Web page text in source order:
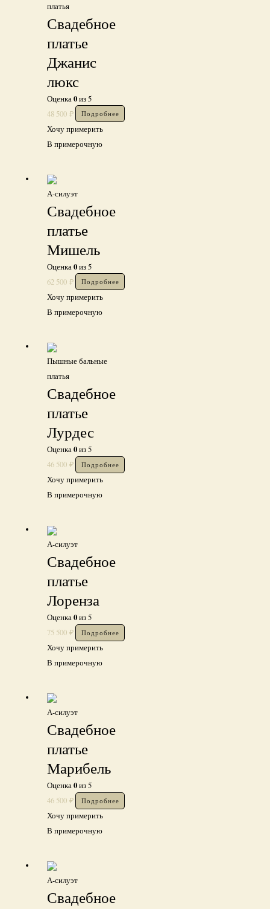
платья
Свадебное
платье
Джанис
люкс
Оценка0из 5
48 500₽ Подробнее
Хочу примерить
В примерочную
А-силуэт
Свадебное
платье
Мишель
Оценка0из 5
62 500₽ Подробнее
Хочу примерить
В примерочную
Пышные бальные
платья
Свадебное
платье
Лурдес
Оценка0из 5
46 500₽ Подробнее
Хочу примерить
В примерочную
А-силуэт
Свадебное
платье
Лоренза
Оценка0из 5
75 500₽ Подробнее
Хочу примерить
В примерочную
А-силуэт
Свадебное
платье
Марибель
Оценка0из 5
46 500₽ Подробнее
Хочу примерить
В примерочную
А-силуэт
Свадебное